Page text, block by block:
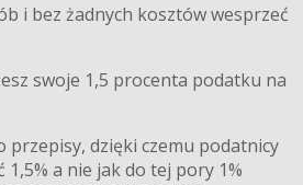
i bez żadnych kosztów wesprzeć
swoje 1,5 procenta podatku na
dzięki czemu podatnicy
a nie jak do tej pory 1%